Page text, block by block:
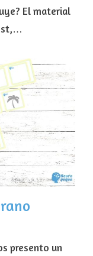
El material
presento un